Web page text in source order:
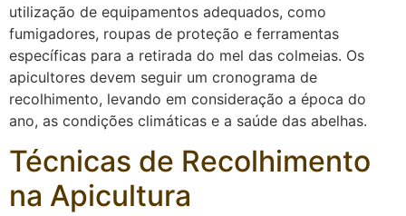
utilização de equipamentos adequados, como
fumigadores, roupas de proteção e ferramentas
específicas para a retirada do mel das colmeias. Os
apicultores devem seguir um cronograma de
recolhimento, levando em consideração a época do
ano, as condições climáticas e a saúde das abelhas.
Técnicas de Recolhimento
na Apicultura